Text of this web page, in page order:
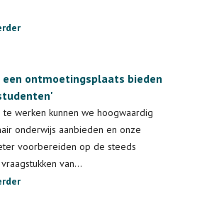
over
een
groot
levend
laboratorium
een ontmoetingsplaats bieden
te werken kunnen we hoogwaardig
onderwijs aanbieden en onze
voorbereiden op de steeds
van…
over